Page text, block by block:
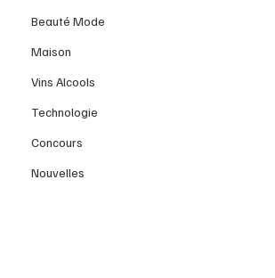
Beauté Mode
Maison
Vins Alcools
Technologie
Concours
Nouvelles